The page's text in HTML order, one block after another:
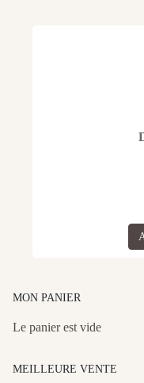
MON PANIER
Le panier est vide
MEILLEURE VENTE